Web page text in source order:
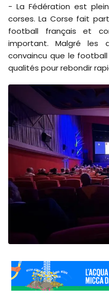
- La Fédération est
corses. La Corse fait
football français et
important. Malgré les
convaincu que le
qualités pour rebondir